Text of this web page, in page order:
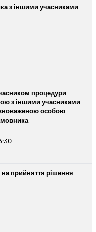
з іншими учасниками
процедури
з іншими учасниками
особою
прийняття рішення